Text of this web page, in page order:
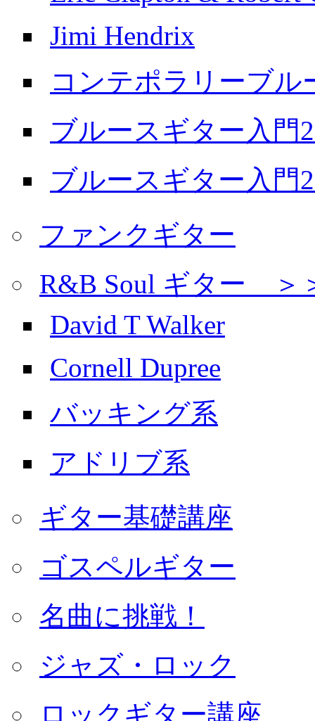
Jimi Hendrix
コンテポラリーブル
ブルースギター入門
ブルースギター入門
ファンクギター
R&B Soul ギター ＞
David T Walker
Cornell Dupree
バッキング系
アドリブ系
ギター基礎講座
ゴスペルギター
名曲に挑戦！
ジャズ・ロック
ロックギター講座